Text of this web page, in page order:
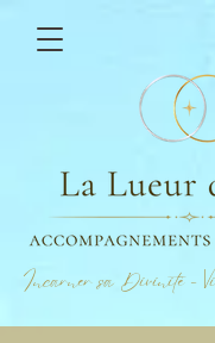
Incarner sa Divinité -